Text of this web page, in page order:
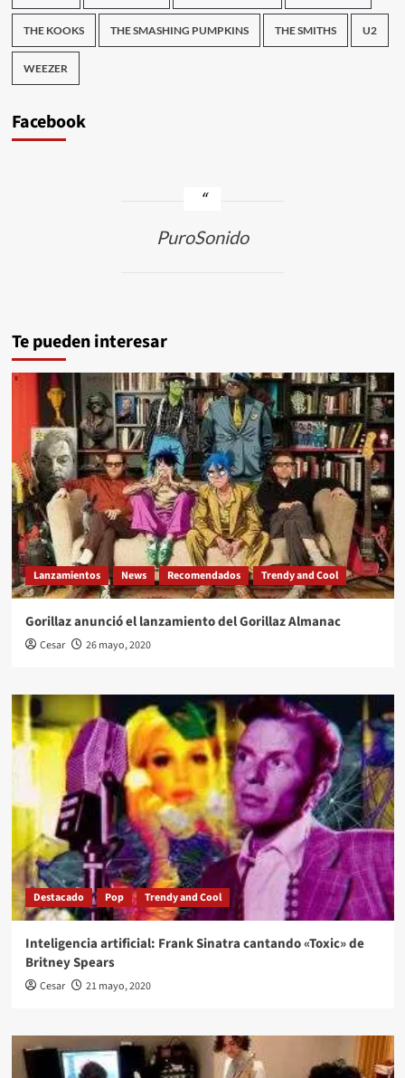
THE KOOKS THE SMASHING PUMPKINS THE SMITHS U2
WEEZER
Facebook
PuroSonido
Te pueden interesar
Lanzamientos News Recomendados Trendy and Cool
Gorillaz anunció el lanzamiento del Gorillaz Almanac
Cesar 26 mayo, 2020
Destacado Pop Trendy and Cool
Inteligencia artificial: Frank Sinatra cantando «Toxic» de
Britney Spears
Cesar 21 mayo, 2020